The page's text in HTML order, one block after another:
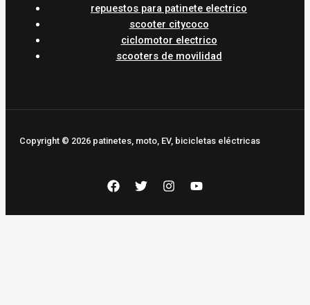
repuestos para patinete electrico
scooter citycoco
ciclomotor electrico
scooters de movilidad
Copyright © 2026 patinetes, moto, EV, bicicletas eléctricas